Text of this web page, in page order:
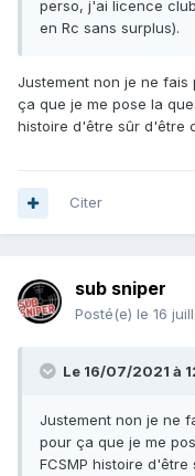
perso, j'ai licence
en Rc sans surplus).
Justement non je ne
ça que je me pose la
histoire d'être sûr d'être
Citer
sub sniper
Posté(e) le 16
Le 16/07/2021 à
Justement non je ne
pour ça que je me
FCSMP histoire